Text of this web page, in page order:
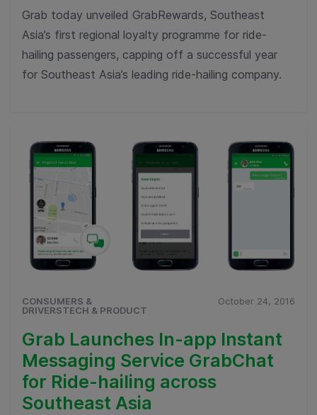
Grab today unveiled GrabRewards, Southeast
Asia’s first regional loyalty programme for ride-
hailing passengers, capping off a successful year
for Southeast Asia’s leading ride-hailing company.
CONSUMERS &
DRIVERSTECH & PRODUCT
October 24, 2016
Grab Launches In-app Instant
Messaging Service GrabChat
for Ride-hailing across
Southeast Asia